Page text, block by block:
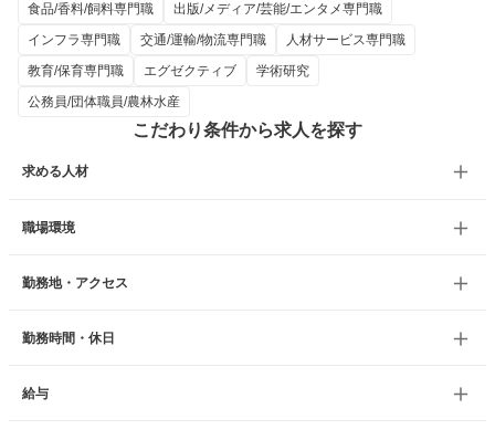
食品/香料/飼料専門職
出版/メディア/芸能/エンタメ専門職
インフラ専門職
交通/運輸/物流専門職
人材サービス専門職
教育/保育専門職
エグゼクティブ
学術研究
公務員/団体職員/農林水産
こだわり条件から求人を探す
求める人材
職場環境
勤務地・アクセス
勤務時間・休日
給与